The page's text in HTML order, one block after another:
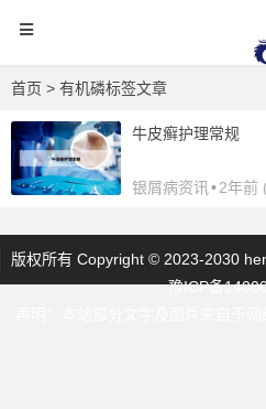
首页 > 有机磷标签文章
牛皮癣护理常规
银屑病资讯 •2年前
版权所有 Copyright © 2023-2030
豫ICP备